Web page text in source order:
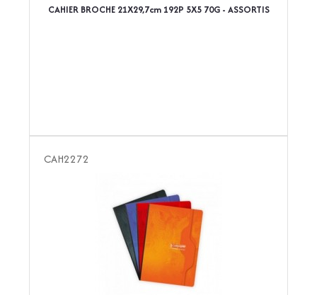
CAHIER BROCHE 21X29,7cm 192P 5X5 70G - ASSORTIS
CAH2272